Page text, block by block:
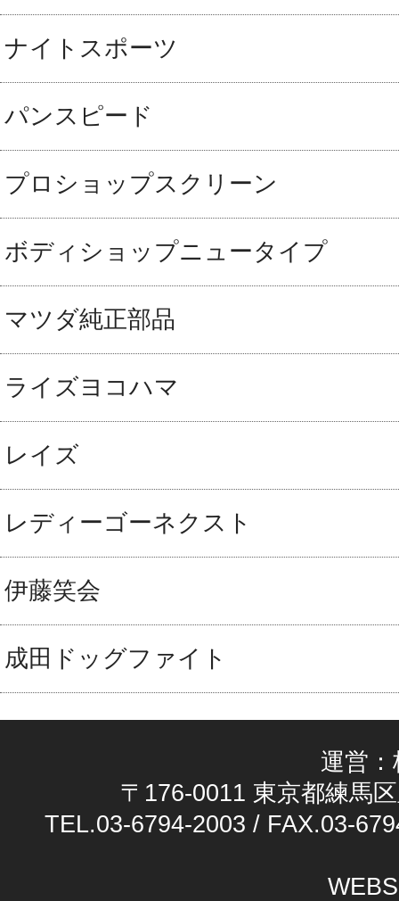
ナイトスポーツ
パンスピード
プロショップスクリーン
ボディショップニュータイプ
マツダ純正部品
ライズヨコハマ
レイズ
レディーゴーネクスト
伊藤笑会
成田ドッグファイト
運営
〒176-0011 東京都練馬
TEL.03-6794-2003 / FAX.03-